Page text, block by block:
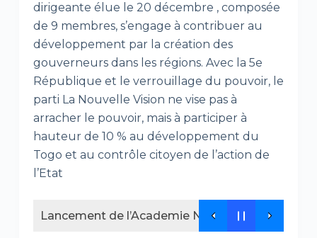
dirigeante élue le 20 décembre , composée
de 9 membres, s’engage à contribuer au
développement par la création des
gouverneurs dans les régions. Avec la 5e
République et le verrouillage du pouvoir, le
parti La Nouvelle Vision ne vise pas à
arracher le pouvoir, mais à participer à
hauteur de 10 % au développement du
Togo et au contrôle citoyen de l’action de
l’Etat
L’ANPE renforce la capacité de production de